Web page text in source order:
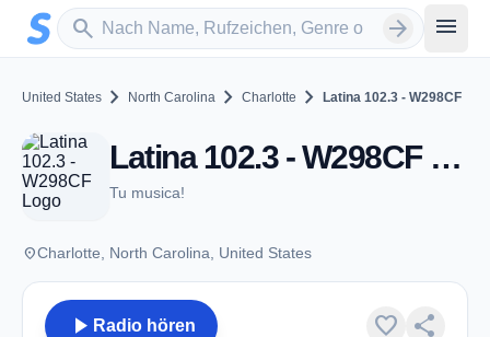
Zum Hauptinhalt springen
search
Sender suchen arrow_forward menu
United States chevron_right North Carolina chevron_right Charlotte chevron_right Latina 102.3 - W298CF
Latina 102.3 - W298CF - FM 107.5 - Charlotte, NC
Tu musica!
placeCharlotte, North Carolina, United States
play_arrow Radio hören favorite share